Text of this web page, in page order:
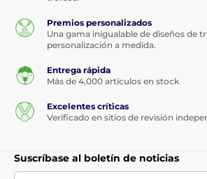
Premios personalizados
Una gama inigualable de diseños de
personalización a medida.
Entrega rápida
Más de 4,000 artículos en stock
Excelentes críticas
Verificado en sitios de revisión
Suscríbase al boletín de noticias